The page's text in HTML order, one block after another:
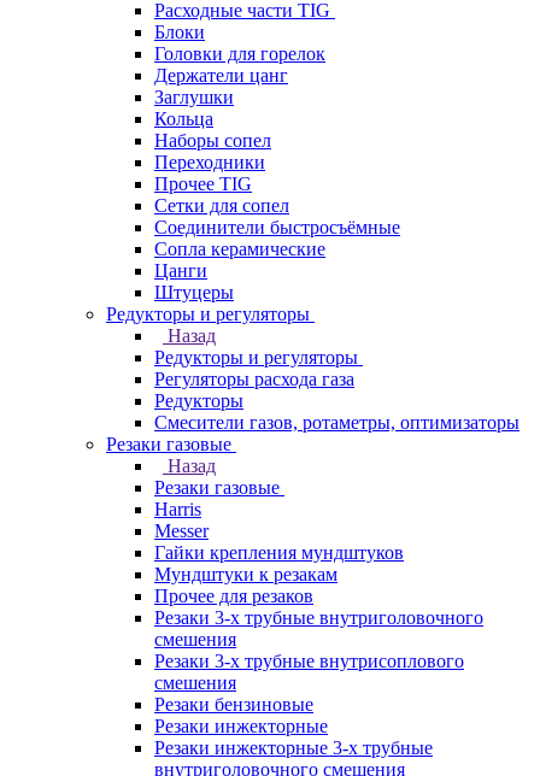
Расходные части TIG
Блоки
Головки для горелок
Держатели цанг
Заглушки
Кольца
Наборы сопел
Переходники
Прочее TIG
Сетки для сопел
Соединители быстросъёмные
Сопла керамические
Цанги
Штуцеры
Редукторы и регуляторы
Назад
Редукторы и регуляторы
Регуляторы расхода газа
Редукторы
Смесители газов, ротаметры, оптимизаторы
Резаки газовые
Назад
Резаки газовые
Harris
Messer
Гайки крепления мундштуков
Мундштуки к резакам
Прочее для резаков
Резаки 3-х трубные внутриголовочного
смешения
Резаки 3-х трубные внутрисоплового
смешения
Резаки бензиновые
Резаки инжекторные
Резаки инжекторные 3-х трубные
внутриголовочного смешения